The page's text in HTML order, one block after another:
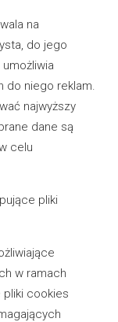
na
do jego
niego reklam.
najwyższy
dane są
celu
pliki
w ramach
pliki cookies